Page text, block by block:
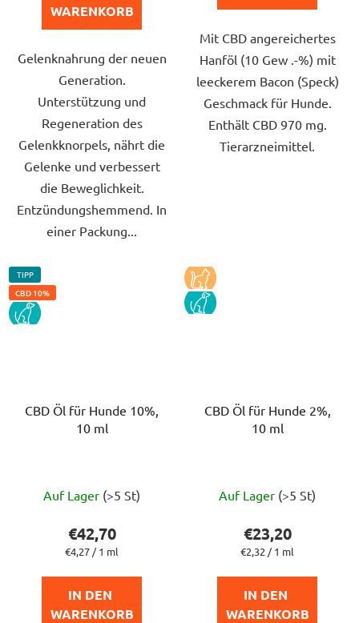
Sternen.
WARENKORB
Gelenknahrung der neuen
Generation.
Unterstützung und
Regeneration des
Gelenkknorpels, nährt die
Gelenke und verbessert
die Beweglichkeit.
Entzündungshemmend. In
einer Packung...
Sternen.
Mit CBD angereichertes
Hanföl (10 Gew .-%) mit
leeckerem Bacon (Speck)
Geschmack für Hunde.
Enthält CBD 970 mg.
Tierarzneimittel.
TIPP
CBD 10%
PES
CBD Öl für Hunde 10%,
10 ml
durchschnittliche
ist
von
5
Auf Lager (>5 St)
€42,70
Verkaufspreis:
€4,27 / 1 ml
IN DEN
WARENKORB
KOCKA
PES
CBD Öl für Hunde 2%,
10 ml
ist
von
5
Auf Lager (>5 St)
€23,20
Verkaufspreis:
€2,32 / 1 ml
IN DEN
WARENKORB